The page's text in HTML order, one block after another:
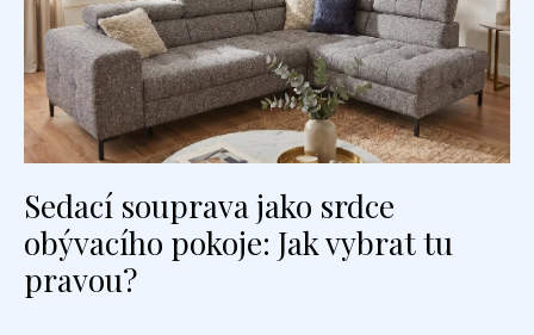
Sedací souprava jako srdce
obývacího pokoje: Jak vybrat tu
pravou?